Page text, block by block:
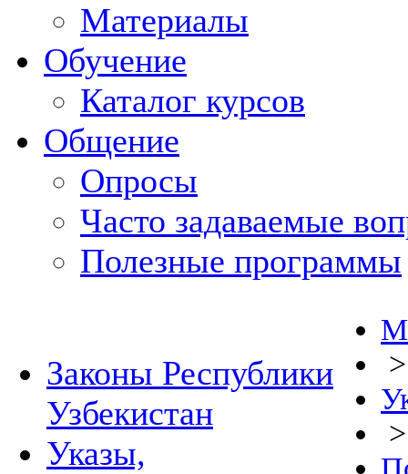
Материалы
Обучение
Каталог курсов
Общение
Опросы
Часто задаваемые
Полезные программы
Законы Республики
Узбекистан
Указы,